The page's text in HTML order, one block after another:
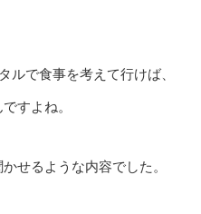
ルで食事を考えて行けば、
すよね。
せるような内容でした。